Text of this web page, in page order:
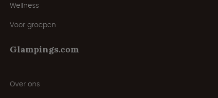
Wellness
Voor groepen
Glampings.com
Over ons